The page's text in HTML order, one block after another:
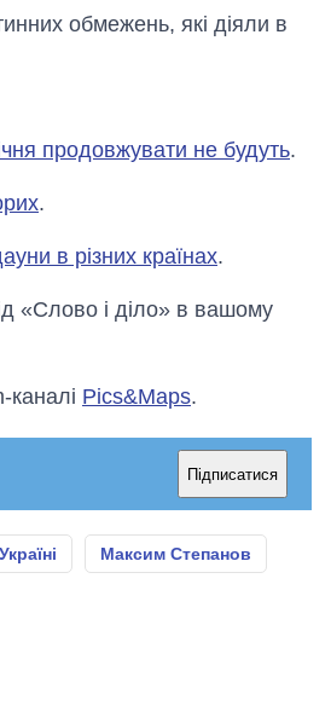
обмежень, які діяли в
продовжувати не будуть.
.
в різних країнах.
«Слово і діло» в вашому
каналі Pics&Maps.
Підписатися
Максим Степанов